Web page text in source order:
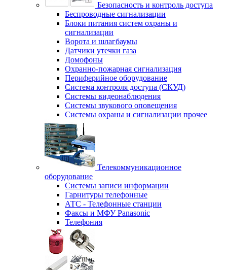
Безопасность и контроль доступа
Беспроводные сигнализации
Блоки питания систем охраны и
сигнализации
Ворота и шлагбаумы
Датчики утечки газа
Домофоны
Охранно-пожарная сигнализация
Периферийное оборудование
Система контроля доступа (СКУД)
Системы видеонаблюдения
Системы звукового оповещения
Системы охраны и сигнализации прочее
Телекоммуникационное
оборудование
Системы записи информации
Гарнитуры телефонные
АТС - Телефонные станции
Факсы и МФУ Panasonic
Телефония